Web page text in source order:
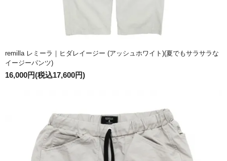
remilla レミーラ｜ヒダレイージー (アッシュホワイト)(夏でもサラサラな
イージーパンツ)
16,000円(税込17,600円)